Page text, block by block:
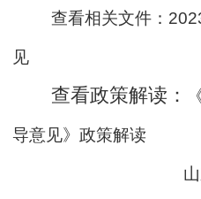
查看相关文件：
见
查看政策解读：
导意见》政策解读